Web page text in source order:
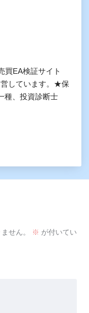
買EA検証サイト
営しています。★保
種、投資診断士
せん。 ※ が付いてい